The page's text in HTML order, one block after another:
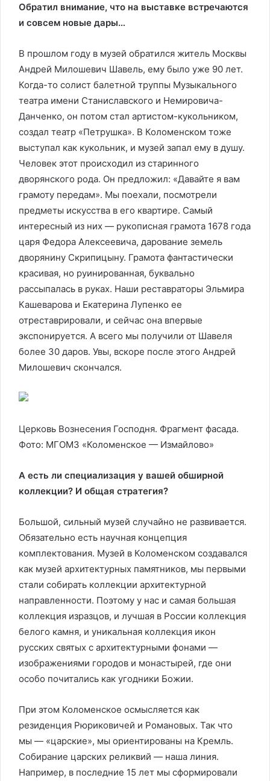
Обратил внимание, что на выставке встречаются
и совсем новые дары…
В прошлом году в музей обратился житель Москвы
Андрей Милошевич Шавель, ему было уже 90 лет.
Когда-то солист балетной труппы Музыкального
театра имени Станиславского и Немировича-
Данченко, он потом стал артистом-кукольником,
создал театр «Петрушка». В Коломенском тоже
выступал как кукольник, и музей запал ему в душу.
Человек этот происходил из старинного
дворянского рода. Он предложил: «Давайте я вам
грамоту передам». Мы поехали, посмотрели
предметы искусства в его квартире. Самый
интересный из них — рукописная грамота 1678 года
царя Федора Алексеевича, дарование земель
дворянину Скрипицыну. Грамота фантастически
красивая, но руинированная, буквально
рассыпалась в руках. Наши реставраторы Эльмира
Кашеварова и Екатерина Лупенко ее
отреставрировали, и сейчас она впервые
экспонируется. А всего мы получили от Шавеля
более 30 даров. Увы, вскоре после этого Андрей
Милошевич скончался.
Церковь Вознесения Господня. Фрагмент фасада.
Фото: МГОМЗ «Коломенское — Измайлово»
А есть ли специализация у вашей обширной
коллекции? И общая стратегия?
Большой, сильный музей случайно не развивается.
Обязательно есть научная концепция
комплектования. Музей в Коломенском создавался
как музей архитектурных памятников, мы первыми
стали собирать коллекции архитектурной
направленности. Поэтому у нас и самая большая
коллекция изразцов, и лучшая в России коллекция
белого камня, и уникальная коллекция икон
русских святых с архитектурными фонами —
изображениями городов и монастырей, где они
особо почитались как угодники Божии.
При этом Коломенское осмысляется как
резиденция Рюриковичей и Романовых. Так что
мы — «царские», мы ориентированы на Кремль.
Собирание царских реликвий — наша линия.
Например, в последние 15 лет мы сформировали